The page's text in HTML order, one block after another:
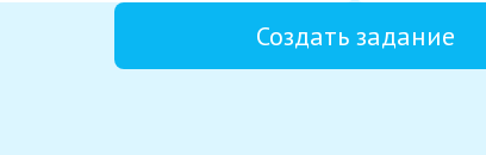
Создать задание